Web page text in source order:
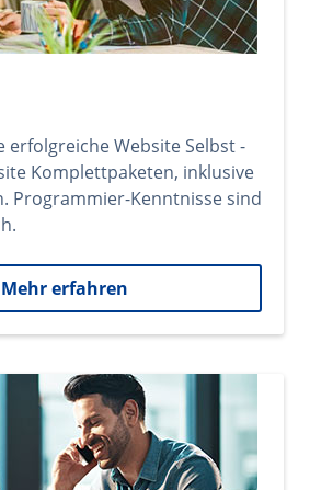
erfolgreiche Website Selbst -
Komplettpaketen, inklusive
Programmier-Kenntnisse sind
Mehr erfahren